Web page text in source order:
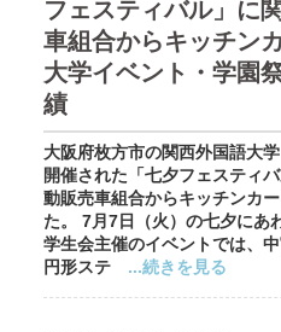
フェスティバル」に
車組合からキッチン
大学イベント・学園
績
大阪府枚方市の関西外国語大
開催された「七夕フェスティ
動販売車組合からキッチンカ
た。 7月7日（火）の七夕にあ
学生会主催のイベントでは、
円形ステ ...続きを見る